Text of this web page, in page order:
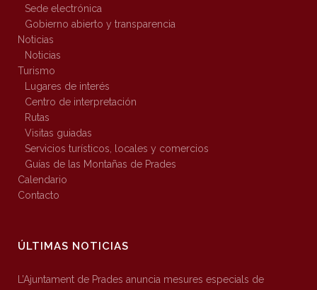
Sede electrónica
Gobierno abierto y transparencia
Noticias
Noticias
Turismo
Lugares de interés
Centro de interpretación
Rutas
Visitas guiadas
Servicios turísticos, locales y comercios
Guías de las Montañas de Prades
Calendario
Contacto
ÚLTIMAS NOTICIAS
L’Ajuntament de Prades anuncia mesures especials de